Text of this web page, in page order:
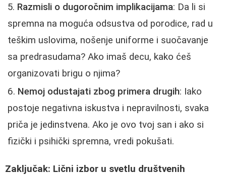
Razmisli o dugoročnim implikacijama: Da li si
spremna na moguća odsustva od porodice, rad u
teškim uslovima, nošenje uniforme i suočavanje
sa predrasudama? Ako imaš decu, kako ćeš
organizovati brigu o njima?
Nemoj odustajati zbog primera drugih: Iako
postoje negativna iskustva i nepravilnosti, svaka
priča je jedinstvena. Ako je ovo tvoj san i ako si
fizički i psihički spremna, vredi pokušati.
Zaključak: Lični izbor u svetlu društvenih